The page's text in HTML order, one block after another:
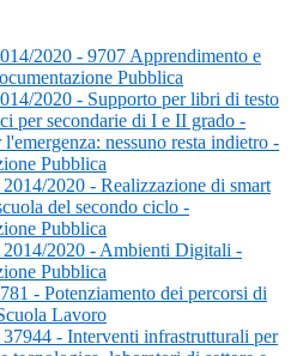
2020 - 9707 Apprendimento e
Pubblica
2020 - Supporto per libri di testo
per secondarie di I e II grado -
nessuno resta indietro -
Pubblica
2020 - Realizzazione di smart
del secondo ciclo -
Pubblica
2020 - Ambienti Digitali -
Pubblica
- Potenziamento dei percorsi di
Lavoro
- Interventi infrastrutturali per